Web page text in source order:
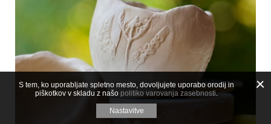
S tem, ko uporabljate spletno mesto, dovoljujete uporabo orodij in
piškotkov v skladu z našo politiko varovanja zasebnosti.
Nastavitve